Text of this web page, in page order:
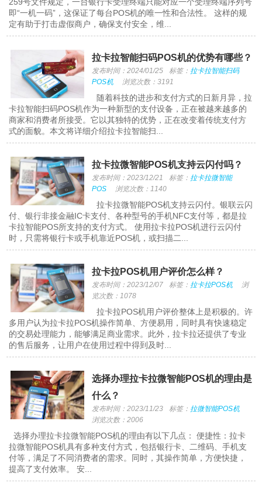
即“一机一码”，这保证了每台POS机的唯一性和合法性。 这样的规
定有助于打击虚假商户，确保支付安全，维...
拉卡拉智能扫码POS机的优势有哪些？
发布时间：2024/01/25 标签： 拉卡拉智能扫码
POS机
浏览次数：3191
随着科技的进步和支付方式的日新月异，拉
卡拉智能扫码POS机作为一种新型的支付设备，正在被越来越多的
商家和消费者所接受。它以其独特的优势，正在改变着传统支付方
式的面貌。本文将详细介绍拉卡拉智能扫...
拉卡拉微智能POS机支持云闪付吗？
发布时间：2023/12/21 标签： 拉卡拉微智能
POS
浏览次数：1140
拉卡拉微智能POS机支持云闪付。银联云闪
付、银行非接金融IC卡支付、各种型号的手机NFC支付等，都是拉
卡拉智能POS所支持的支付方式。 使用拉卡拉POS机进行云闪付
时，只需将银行卡或手机靠近POS机，或扫描二...
拉卡拉POS机用户评价怎么样？
发布时间：2023/12/07 标签： 拉卡拉POS机
浏
览次数：1078
拉卡拉POS机用户评价整体上是积极的。许
多用户认为拉卡拉POS机操作简单、方便易用，同时具有快速稳定
的交易处理能力，能够满足商业需求。此外，拉卡拉还提供了专业
的售后服务，让用户在使用过程中得到及时...
选择办理拉卡拉微智能POS机的理由是
什么？
发布时间：2023/11/23 标签： 拉微智能POS机
浏览次数：2006
选择办理拉卡拉微智能POS机的理由有以下几点： 便捷性：拉卡
拉微智能POS机具有多种支付方式，包括银行卡、二维码、手机支
付等，满足了不同消费者的需求。同时，其操作简单，方便快捷，
提高了支付效率。 安...